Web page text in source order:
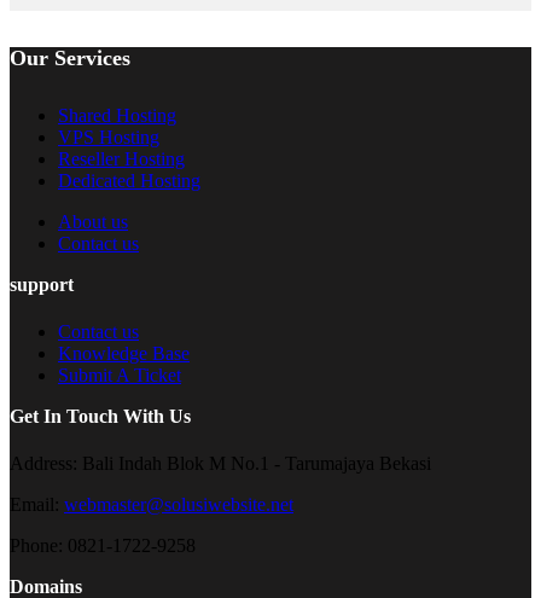
Our Services
Shared Hosting
VPS Hosting
Reseller Hosting
Dedicated Hosting
About us
Contact us
support
Contact us
Knowledge Base
Submit A Ticket
Get In Touch With Us
Address: Bali Indah Blok M No.1 - Tarumajaya Bekasi
Email: webmaster@solusiwebsite.net
Phone: 0821-1722-9258
Domains